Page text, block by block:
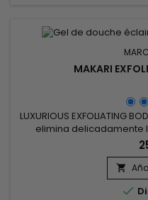
MAKARI
LUXURIOUS EXFOLIATING
elimina delicadamente
revelando una piel más
exfoliante ayuda a reducir
manchas, dejando la
Formulado con ácido

